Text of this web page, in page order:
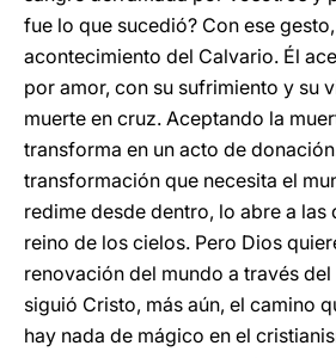
fue lo que sucedió? Con ese
acontecimiento del Calvario. Él
por amor, con su sufrimiento y su
muerte en cruz. Aceptando la
transforma en un acto de
transformación que necesita el
redime desde dentro, lo abre a las
reino de los cielos. Pero Dios
renovación del mundo a través
siguió Cristo, más aún, el camino
hay nada de mágico en el